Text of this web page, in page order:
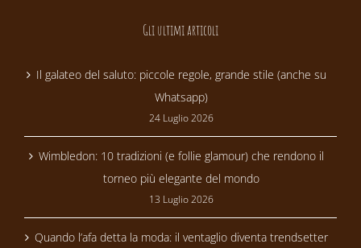
Gli ultimi articoli
Il galateo del saluto: piccole regole, grande stile (anche su
Whatsapp)
24 Luglio 2026
Wimbledon: 10 tradizioni (e follie glamour) che rendono il
torneo più elegante del mondo
13 Luglio 2026
Quando l’afa detta la moda: il ventaglio diventa trendsetter